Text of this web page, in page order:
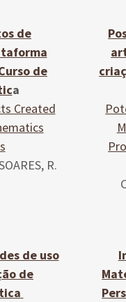
de
de
a
Created
R.
de uso
de